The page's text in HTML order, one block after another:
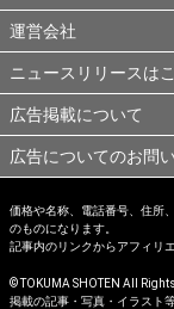
運営会社
ニュースリリースは
広告掲載について
広告についてのお問
価格や名称、電話番号、住所
のものになります。
記事内のリンクからアフィリ
© TOKUMA SHOTEN All Rights
掲載の記事・写真・イラスト